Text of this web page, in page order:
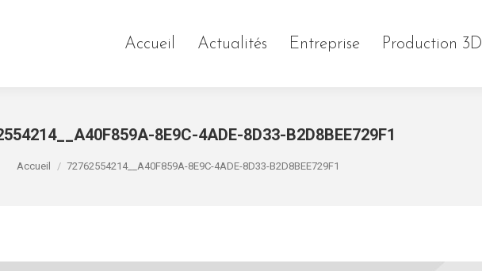
Accueil Actualités Entreprise Production 3D
8E9C-4ADE-8D33-B2D8BEE729F1
Vous êtes ici :
Accueil 72762554214__A40F859A-8E9C-4ADE-8D33-B2D8BEE729F1